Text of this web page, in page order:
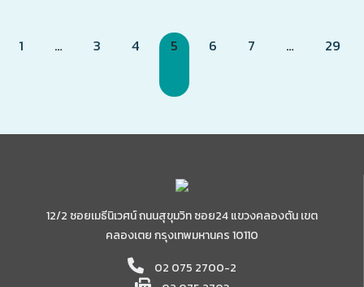
1 … 3 4 5 6 7 … 29
12/2 ซอยเมธีนิเวศน์ ถนนสุขุมวิท ซอย24 แขวงคลองตัน เขต
คลองเตย กรุงเทพมหานคร 10110
02 075 2700-2